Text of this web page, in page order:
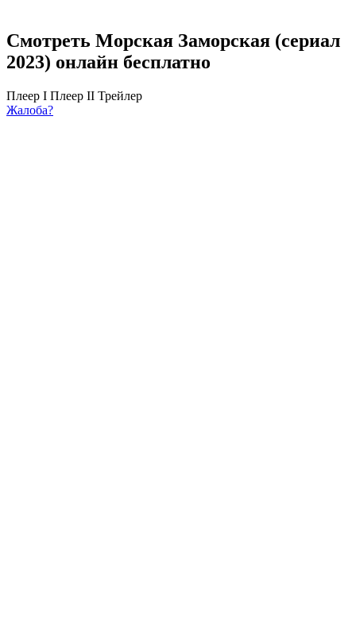
Смотреть Морская Заморская (сериал
2023) онлайн бесплатно
Плеер I Плеер II Трейлер
Жалоба?